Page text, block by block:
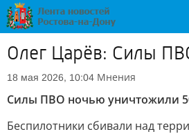
Олег Царёв: Силы
18 мая 2026, 10:04 Мнения
Силы ПВО ночью уничтожили
Беспилотники сбивали над